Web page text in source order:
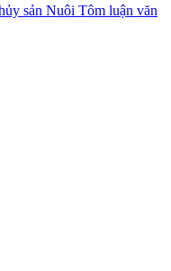
sản Nuôi Tôm luận văn